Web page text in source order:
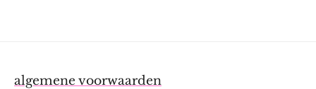
algemene voorwaarden